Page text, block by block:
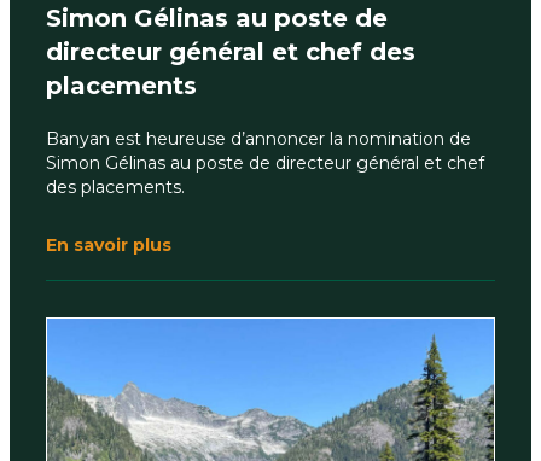
Simon Gélinas au poste de
directeur général et chef des
placements
Banyan est heureuse d’annoncer la nomination de
Simon Gélinas au poste de directeur général et chef
des placements.
En savoir plus